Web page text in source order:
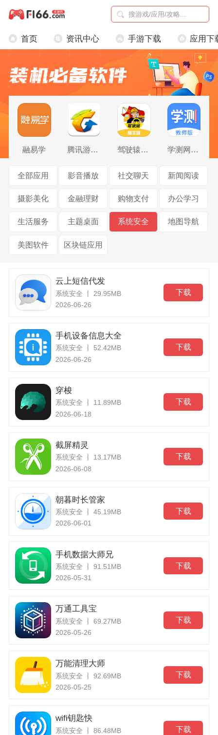
首页 资讯中心 手游下载 应用下
融易学 腾讯游戏助手 驾驶辕雇主 学测网教师版
全部应用 影音播放 社交聊天 新闻阅读
摄影美化 金融理财 购物支付 办公学习
生活服务 主题桌面 系统安全 地图导航
美图软件 区块链应用
云上短信代发
系统安全 丨 29.95MB
2026-06-26
下载
手机设备信息大全
系统安全 丨 52.42MB
2026-06-26
下载
穿梭
系统安全 丨 11.89MB
2026-06-18
下载
截屏精灵
系统安全 丨 13.17MB
2026-06-08
下载
朝暮时长管家
系统安全 丨 45.19MB
2026-06-01
下载
手机数据大师兄
系统安全 丨 91.51MB
2026-05-31
下载
万通工具宝
系统安全 丨 69.27MB
2026-05-26
下载
万能清理大师
系统安全 丨 92.69MB
2026-05-25
下载
wifi钥匙快
系统安全 丨 86.48MB
下载